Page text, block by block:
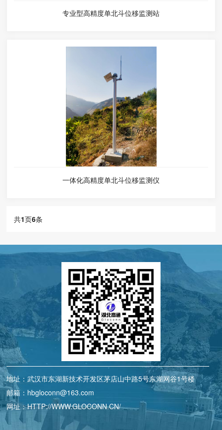
专业型高精度单北斗位移监测站
一体化高精度单北斗位移监测仪
共1页6条
地址：武汉市东湖新技术开发区茅店山中路5号东湖网谷1号楼
邮箱：hbgloconn@163.com
网址：HTTP://WWW.GLOCONN.CN/